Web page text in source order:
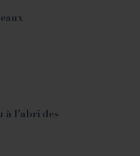
à l’abri des